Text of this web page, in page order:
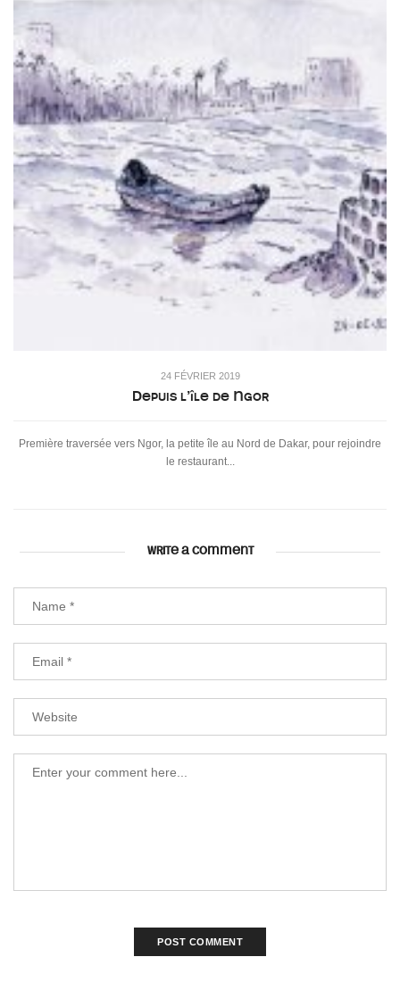
24 FÉVRIER 2019
Depuis l’île de Ngor
Première traversée vers Ngor, la petite île au Nord de Dakar, pour rejoindre
le restaurant...
WRITE A COMMENT